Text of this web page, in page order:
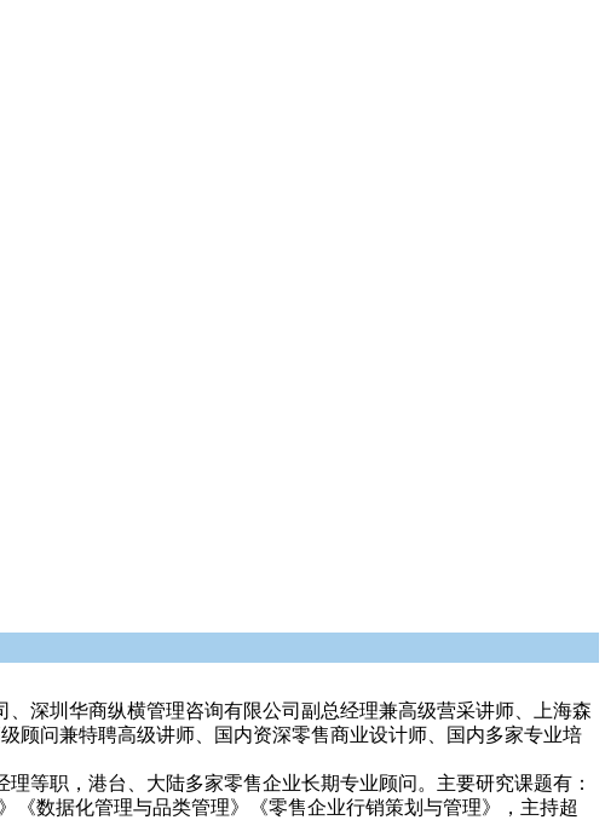
深圳华商纵横管理咨询有限公司副总经理兼高级营采讲师、上海森
顾问兼特聘高级讲师、国内资深零售商业设计师、国内多家专业培
等职，港台、大陆多家零售企业长期专业顾问。主要研究课题有：
《数据化管理与品类管理》《零售企业行销策划与管理》，主持超